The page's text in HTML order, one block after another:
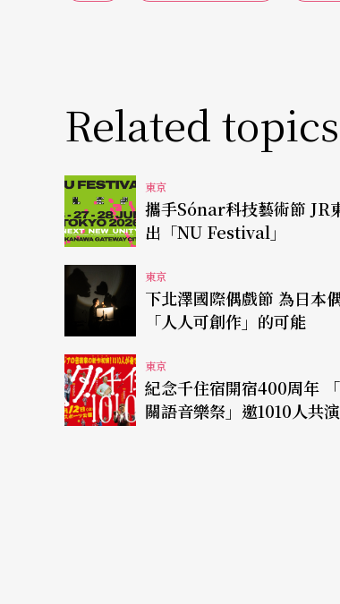
Related topics
東京
攜手Sónar科技藝術節 JR東日本推
出「NU Festival」
東京
下北澤國際偶戲節 為日本偶戲打開
「人人可創作」的可能
東京
紀念千住宿開宿400周年 「千住雙
關語音樂祭」邀1010人共演